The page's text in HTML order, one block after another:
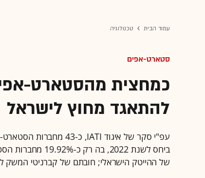
עמוד הבית טכנולוגיה
סטארט-אפים
כמחצית מהסטארט-
להתאגד מחוץ לישראל
ביחס לשנת
של ההייטק הישראלי; חובתם של קברניטי המשק